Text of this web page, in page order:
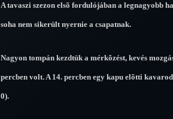
A tavaszi szezon elsõ fordulójában a legnagyobb
soha nem sikerült nyernie a csapatnak.
Nagyon tompán kezdtük a mérkõzést, kevés
percben volt. A 14. percben egy kapu elõtti
0).